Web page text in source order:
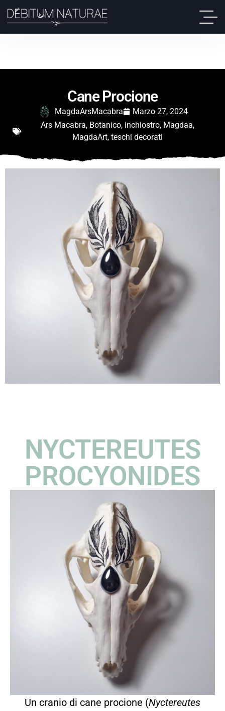
Cane Procione
MagdaArsMacabra
Marzo 27, 2024
Ars Macabra, Botanico, inchiostro, Magdaa,
MagdaArt, teschi decorati
NYCTEREUTES
PROCYONIDES
Un cranio di cane procione (Nyctereutes